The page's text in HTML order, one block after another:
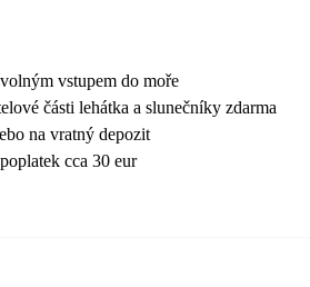
vstupem do moře
části lehátka a slunečníky zdarma
na vratný depozit
cca 30 eur